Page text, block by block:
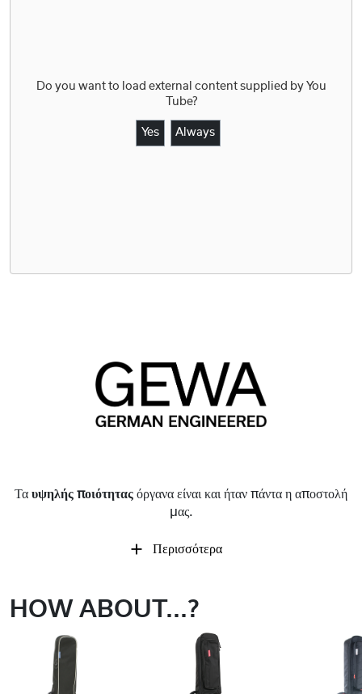
Do you want to load external content supplied by You
Tube?
Yes Always
Τα υψηλής ποιότητας όργανα είναι και ήταν πάντα η αποστολή
μας.
Περισσότερα
HOW ABOUT...?